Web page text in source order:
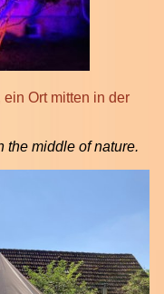
Ort mitten in der
the middle of nature.